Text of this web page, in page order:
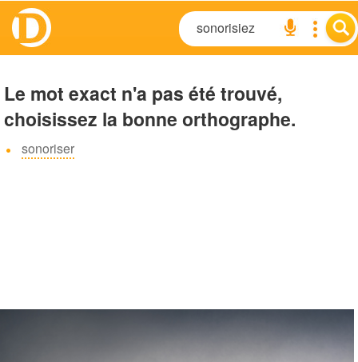
Le mot exact n'a pas été trouvé,
choisissez la bonne orthographe.
sonoriser